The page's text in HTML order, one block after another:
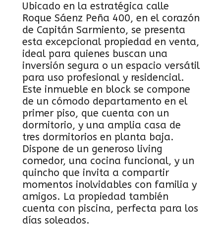
Ubicado en la estratégica calle
Roque Sáenz Peña 400, en el corazón
de Capitán Sarmiento, se presenta
esta excepcional propiedad en venta,
ideal para quienes buscan una
inversión segura o un espacio versátil
para uso profesional y residencial.
Este inmueble en block se compone
de un cómodo departamento en el
primer piso, que cuenta con un
dormitorio, y una amplia casa de
tres dormitorios en planta baja.
Dispone de un generoso living
comedor, una cocina funcional, y un
quincho que invita a compartir
momentos inolvidables con familia y
amigos. La propiedad también
cuenta con piscina, perfecta para los
días soleados.